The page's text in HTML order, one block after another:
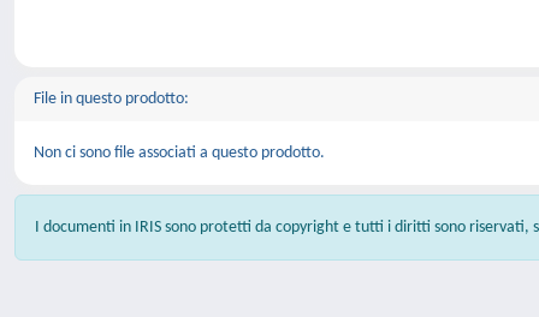
File in questo prodotto:
Non ci sono file associati a questo prodotto.
I documenti in IRIS sono protetti da copyright e tutti i diritti sono riservati,